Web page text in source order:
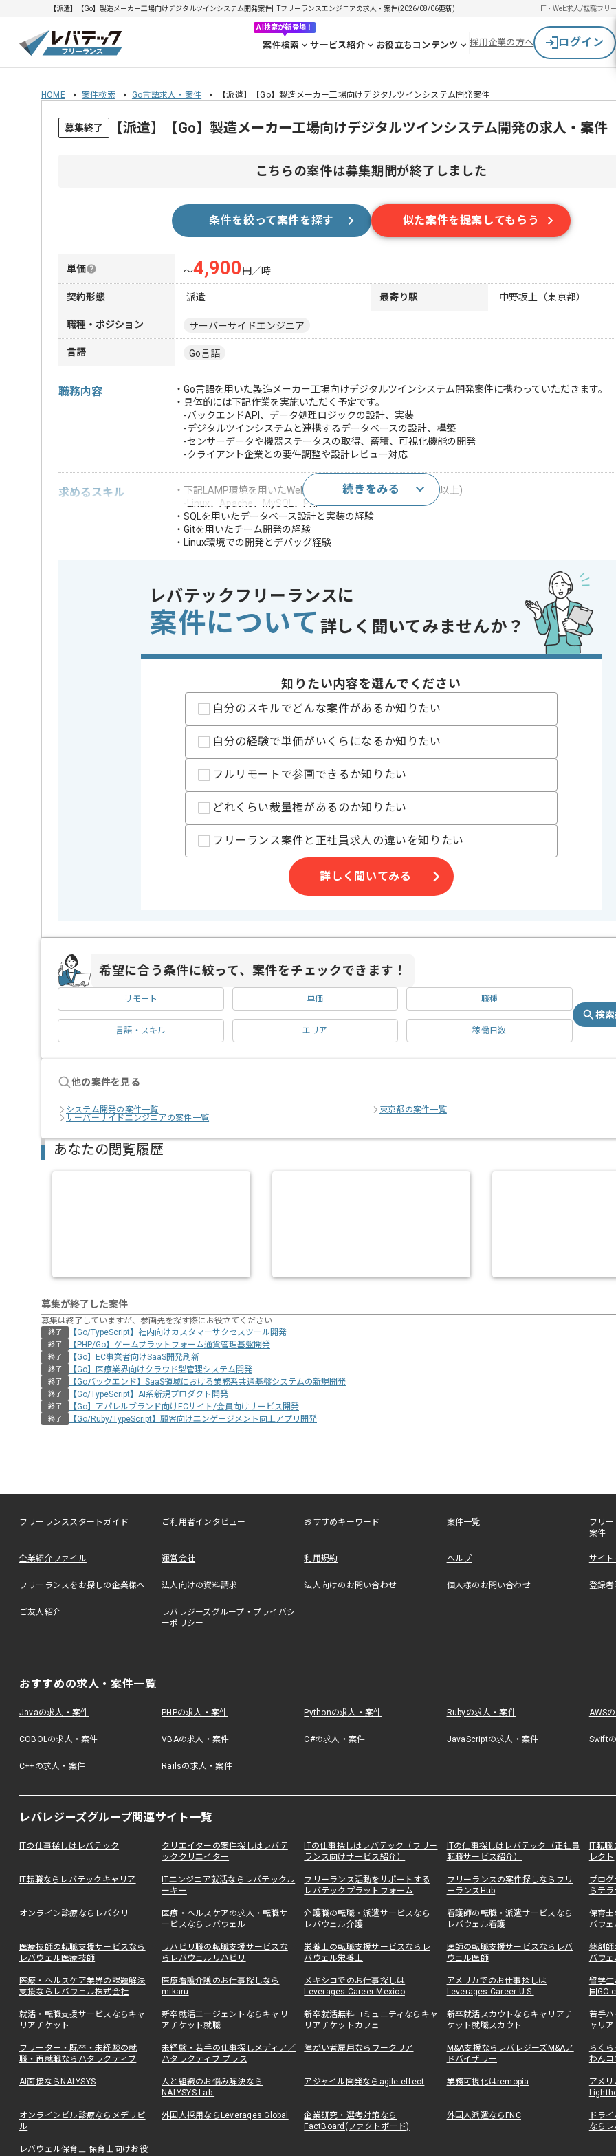
【派遣】【Go】製造メーカー工場向けデジタルツインシステム開発案件| ITフリーランスエンジニアの求人・案件(2026/08/06更新) IT・Web求人/転職フリ
AI検索が新登場！
案件検索 サービス紹介 お役立ちコンテンツ 採用企業の方へ ログイン
HOME 案件検索 Go言語求人・案件 【派遣】【Go】製造メーカー工場向けデジタルツインシステム開発案件
募集終了 【派遣】【Go】製造メーカー工場向けデジタルツインシステム開発の求人・案件
こちらの案件は募集期間が終了しました
条件を絞って案件を探す 似た案件を提案してもらう
単価 〜4,900 円／時
契約形態 派遣 最寄り駅 中野坂上（東京都）
職種・ポジション サーバーサイドエンジニア
言語 Go言語
職務内容
・Go言語を用いた製造メーカー工場向けデジタルツインシステム開発案件に携わっていただきます。
・具体的には下記作業を実施いただく予定です。
-バックエンドAPI、データ処理ロジックの設計、実装
-デジタルツインシステムと連携するデータベースの設計、構築
-センサーデータや機器ステータスの取得、蓄積、可視化機能の開発
-クライアント企業との要件調整や設計レビュー対応
求めるスキル
・下記LAMP環境を用いたWebアプリケーション開発経験(3年以上)
-Linux、Apache、MySQL、PHP
・SQLを用いたデータベース設計と実装の経験
・Gitを用いたチーム開発の経験
・Linux環境での開発とデバッグ経験
歓迎スキル
・Docker等を用いた開発環境の構築経験
・AWSやGCP等のクラウドサービス活用経験
・製造業向けのシステム開発経験、またはIoTデータ処理に関する知知見
※上記に似た経験やスキルをお持ちであれば申し込み可能なケースもございます！まずはお気軽にご相談ください！
Linux
クラウド
AWS
開発ツール
業務内容
システム開発
20代活躍中 , 30代活躍中 , 40代活躍中 , ゲーム好き歓迎 , 長期プロジェクト , 急募 ,
, 自社サービスあり
ゲーム、遊技機開発事業等を展開している企業でございます。
今回は工場向けデジタルツインシステム開発案件に携わっていただきます。
続きをみる
レバテックフリーランスに
案件について 詳しく聞いてみませんか？
知りたい内容を選んでください
自分のスキルでどんな案件があるか知りたい
自分の経験で単価がいくらになるか知りたい
フルリモートで参画できるか知りたい
どれくらい裁量権があるのか知りたい
フリーランス案件と正社員求人の違いを知りたい
詳しく聞いてみる
希望に合う条件に絞って、案件をチェックできます！
リモート 単価 職種
言語・スキル エリア 稼働日数
検
他の案件を見る
システム開発の案件一覧
東京都の案件一覧
サーバーサイドエンジニアの案件一覧
あなたの閲覧履歴
募集が終了した案件
募集は終了していますが、参画先を探す際にお役立てください
終了 【Go/TypeScript】社内向けカスタマーサクセスツール開発
終了 【PHP/Go】ゲームプラットフォーム通貨管理基盤開発
終了 【Go】EC事業者向けSaaS開発刷新
終了 【Go】医療業界向けクラウド型管理システム開発
終了 【Goバックエンド】SaaS領域における業務系共通基盤システムの新規開発
終了 【Go/TypeScript】AI系新規プロダクト開発
終了 【Go】アパレルブランド向けECサイト/会員向けサービス開発
終了 【Go/Ruby/TypeScript】顧客向けエンゲージメント向上アプリ開発
フリーランススタートガイド ご利用者インタビュー おすすめキーワード 案件一覧
フリ
案件
企業紹介ファイル 運営会社 利用規約 ヘルプ サイ
フリーランスをお探しの企業様へ 法人向けの資料請求 法人向けのお問い合わせ 個人様のお問い合わせ 登録者
ご友人紹介
レバレジーズグループ・プライバシ
ーポリシー
おすすめの求人・案件一覧
Javaの求人・案件 PHPの求人・案件 Pythonの求人・案件 Rubyの求人・案件 AWS
COBOLの求人・案件 VBAの求人・案件 C#の求人・案件 JavaScriptの求人・案件 Swift
C++の求人・案件 Railsの求人・案件
レバレジーズグループ関連サイト一覧
ITの仕事探しはレバテック
クリエイターの案件探しはレバテ
ッククリエイター
ITの仕事探しはレバテック（フリー
ランス向けサービス紹介）
ITの仕事探しはレバテック（正社員
転職サービス紹介）
IT転
レクト
IT転職ならレバテックキャリア
ITエンジニア就活ならレバテックル
ーキー
フリーランス活動をサポートする
レバテックプラットフォーム
フリーランスの案件探しならフリ
ーランスHub
プロ
らテ
オンライン診療ならレバクリ
医療・ヘルスケアの求人・転職サ
ービスならレバウェル
介護職の転職・派遣サービスなら
レバウェル介護
看護師の転職・派遣サービスなら
レバウェル看護
保育
バウ
医療技師の転職支援サービスなら
レバウェル医療技師
リハビリ職の転職支援サービスな
らレバウェルリハビリ
栄養士の転職支援サービスならレ
バウェル栄養士
医師の転職支援サービスならレバ
ウェル医師
薬剤
バウ
医療・ヘルスケア業界の課題解決
支援ならレバウェル株式会社
医療看護介護のお仕事探しなら
mikaru
メキシコでのお仕事探しは
Leverages Career Mexico
アメリカでのお仕事探しは
Leverages Career U.S.
留学
国
就活・転職支援サービスならキャ
リアチケット
新卒就活エージェントならキャリ
アチケット就職
新卒就活無料コミュニティならキャ
リアチケットカフェ
新卒就活スカウトならキャリアチ
ケット就職スカウト
若手
ャリ
フリーター・既卒・未経験の就
職・再就職ならハタラクティブ
未経験・若手の仕事探しメディア／
ハタラクティブ プラス
障がい者雇用ならワークリア
M&A支援ならレバレジーズM&Aア
ドバイザリー
らく
わんコ
AI面接ならNALYSYS
人と組織のお悩み解決なら
NALYSYS Lab.
アジャイル開発ならagile effect 業務可視化はremopia
アメ
オンラインピル診療ならメデリピ
ル
外国人採用ならLeverages Global
企業研究・選考対策なら
FactBoard(ファクトボード)
外国人派遣ならFNC
ドラ
なら
レバウェル保育士 保育士向けお役